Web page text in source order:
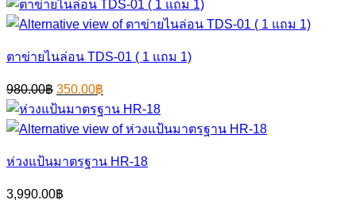
4,500.00฿.3,750.00฿.
ตาข่ายไนล่อน TDS-01 ( 1 แถม 1)
980.00฿ Original
price
was:
980.00฿.
350.00฿
price
is:
350.00฿.
ห่วงแป้นมาตรฐาน HR-18
3,990.00฿